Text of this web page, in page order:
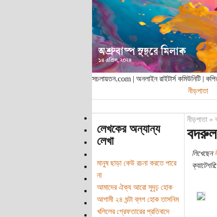
সচলায়তন.com | অনলাইন রাইটার্স কমিউনিটি |
নীড়পাতা
লেখকের অন্যান্য
লেখা
মানুষ ছাড়া কেউ রচনা করতে পারে
না
আমাদের ঐক্য আরো সুদৃঢ় হোক
আগামী ২৪ ঘন্টা ব্লগ হোক তাসনিম
খলিলের গ্রেফতারের প্রতিবাদে
নীড়পাতা»
বদরুল
লিখেছেন
ক্যাটেগরি: